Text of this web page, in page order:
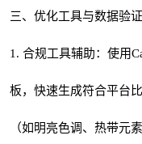
三、优化工具与数据验
1. 合规工具辅助：使用
板，快速生成符合平台
（如明亮色调、热带元